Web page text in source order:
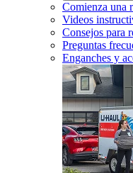
Comienza una
Videos
Consejos para
Preguntas
Enganches y